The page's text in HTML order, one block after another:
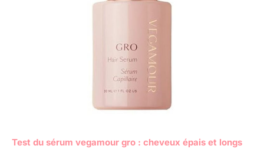
Test du sérum vegamour gro : cheveux épais et longs